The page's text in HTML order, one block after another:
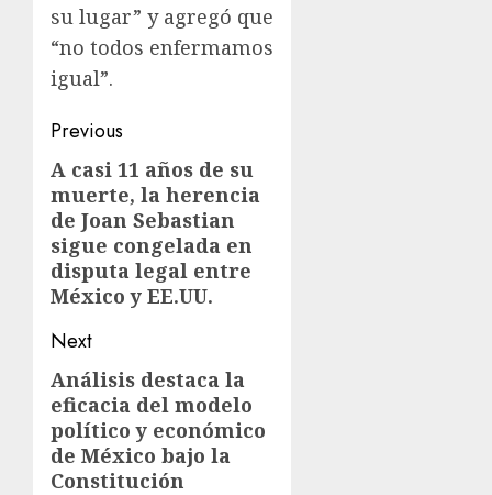
su lugar” y agregó que
“no todos enfermamos
igual”.
Previous
A casi 11 años de su
muerte, la herencia
de Joan Sebastian
sigue congelada en
disputa legal entre
México y EE.UU.
Next
Análisis destaca la
eficacia del modelo
político y económico
de México bajo la
Constitución